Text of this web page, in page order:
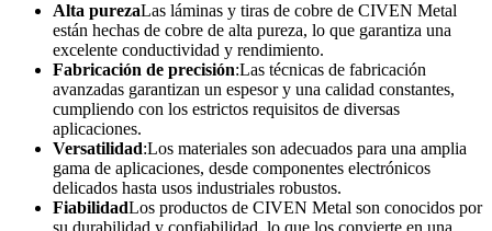
Alta purezaLas láminas y tiras de cobre de CIVEN Metal
están hechas de cobre de alta pureza, lo que garantiza una
excelente conductividad y rendimiento.
Fabricación de precisión:Las técnicas de fabricación
avanzadas garantizan un espesor y una calidad constantes,
cumpliendo con los estrictos requisitos de diversas
aplicaciones.
Versatilidad:Los materiales son adecuados para una amplia
gama de aplicaciones, desde componentes electrónicos
delicados hasta usos industriales robustos.
FiabilidadLos productos de CIVEN Metal son conocidos por
su durabilidad y confiabilidad, lo que los convierte en una